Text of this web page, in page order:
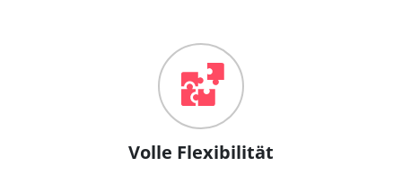
Volle Flexibilität